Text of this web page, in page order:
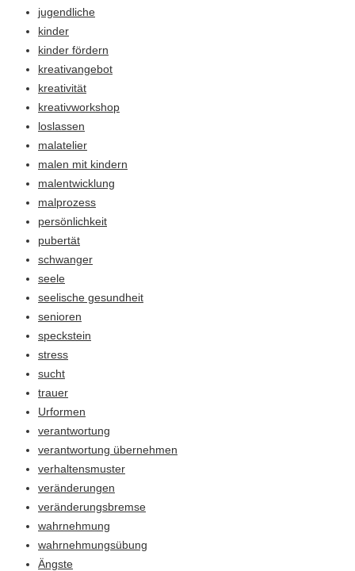
jugendliche
kinder
kinder fördern
kreativangebot
kreativität
kreativworkshop
loslassen
malatelier
malen mit kindern
malentwicklung
malprozess
persönlichkeit
pubertät
schwanger
seele
seelische gesundheit
senioren
speckstein
stress
sucht
trauer
Urformen
verantwortung
verantwortung übernehmen
verhaltensmuster
veränderungen
veränderungsbremse
wahrnehmung
wahrnehmungsübung
Ängste